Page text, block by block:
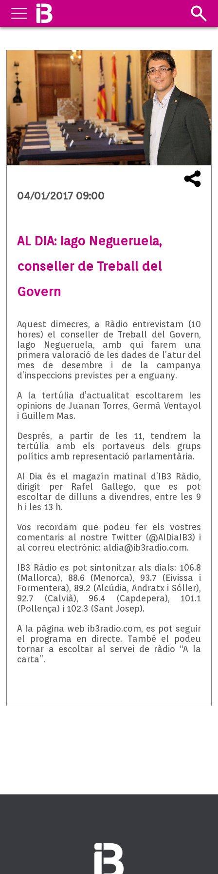
04/01/2017 09:00
AL DIA: Iago Negueruela,
conseller de Treball del
Govern
Aquest dimecres, a Ràdio entrevistam (10
hores) el conseller de Treball del Govern,
Iago Negueruela, amb qui farem una
primera valoració de les dades de l’atur del
mes de desembre i de la campanya
d’inspeccions previstes per a enguany.
A la tertúlia d’actualitat escoltarem les
opinions de Juanan Torres, Germà Ventayol
i Guillem Mas.
Després, a partir de les 11, tendrem la
tertúlia amb els portaveus dels grups
polítics amb representació parlamentària.
Al Dia és el magazín matinal d’IB3 Ràdio,
dirigit per Rafel Gallego, que es pot
escoltar de dilluns a divendres, entre les 9
h i les 13 h.
Vos recordam que podeu fer els vostres
comentaris al nostre Twitter (@AlDiaIB3) i
al correu electrònic: aldia@ib3radio.com.
IB3 Ràdio es pot sintonitzar als dials: 106.8
(Mallorca), 88.6 (Menorca), 93.7 (Eivissa i
Formentera), 89.2 (Alcúdia, Andratx i Sóller),
92.7 (Calvià), 96.4 (Capdepera), 101.1
(Pollença) i 102.3 (Sant Josep).
A la pàgina web ib3radio.com, es pot seguir
el programa en directe. També el podeu
tornar a escoltar al servei de ràdio “A la
carta”.